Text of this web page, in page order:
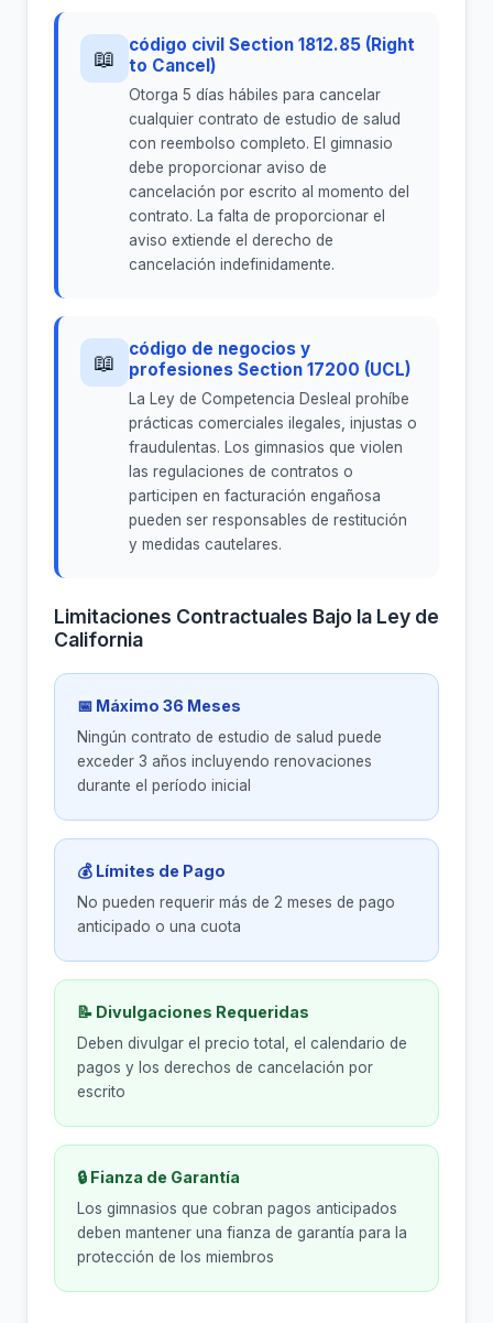
📖
código civil Section 1812.85 (Right
to Cancel)
Otorga 5 días hábiles para cancelar
cualquier contrato de estudio de salud
con reembolso completo. El gimnasio
debe proporcionar aviso de
cancelación por escrito al momento del
contrato. La falta de proporcionar el
aviso extiende el derecho de
cancelación indefinidamente.
📖
código de negocios y
profesiones Section 17200 (UCL)
La Ley de Competencia Desleal prohíbe
prácticas comerciales ilegales, injustas o
fraudulentas. Los gimnasios que violen
las regulaciones de contratos o
participen en facturación engañosa
pueden ser responsables de restitución
y medidas cautelares.
Limitaciones Contractuales Bajo la Ley de
California
📅 Máximo 36 Meses
Ningún contrato de estudio de salud puede
exceder 3 años incluyendo renovaciones
durante el período inicial
💰 Límites de Pago
No pueden requerir más de 2 meses de pago
anticipado o una cuota
📝 Divulgaciones Requeridas
Deben divulgar el precio total, el calendario de
pagos y los derechos de cancelación por
escrito
🔒 Fianza de Garantía
Los gimnasios que cobran pagos anticipados
deben mantener una fianza de garantía para la
protección de los miembros